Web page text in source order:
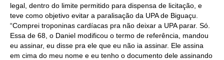
legal, dentro do limite permitido para dispensa de licitação, e
teve como objetivo evitar a paralisação da UPA de Biguaçu.
“Comprei troponinas cardíacas pra não deixar a UPA parar. Só.
Essa de 68, o Daniel modificou o termo de referência, mandou
eu assinar, eu disse pra ele que eu não ia assinar. Ele assina
em cima do meu nome e eu tenho o documento dele assinando